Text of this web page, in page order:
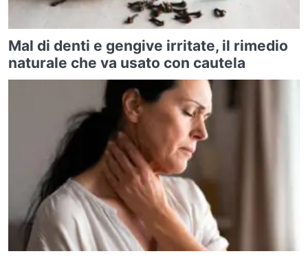
Mal di denti e gengive irritate, il rimedio
naturale che va usato con cautela